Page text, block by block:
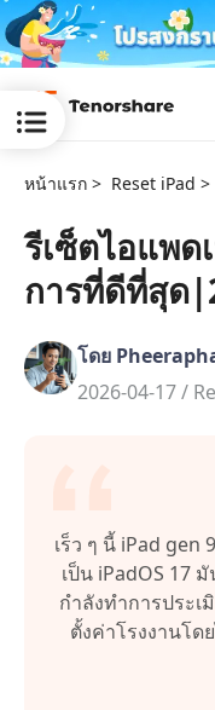
ReiBoot
Tenorshare
หน้าแรก > Reset iPad >
รีเซ็ตไอแพด
การที่ดีที่สุด
โดย
2026-04-17 /
เร็ว ๆ นี้ iPad
เป็น iPadOS 17
กำลังทำการประเ
ตั้งค่าโรงงานโด